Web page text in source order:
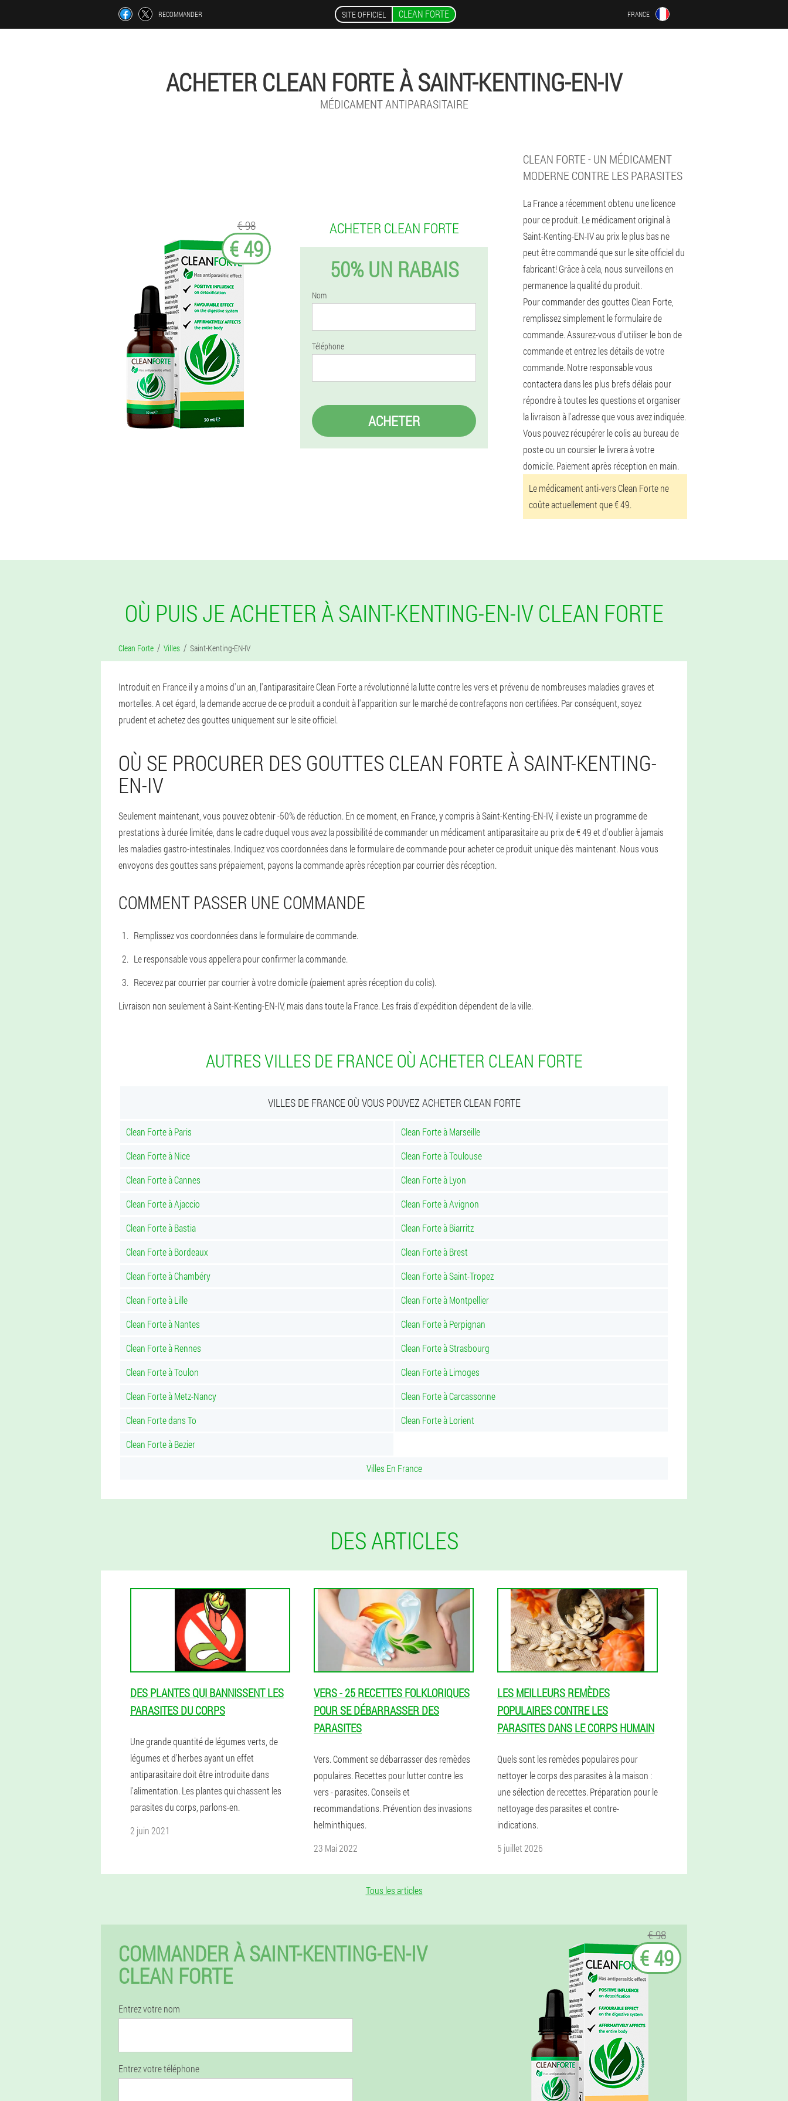
RECOMMANDER SITE OFFICIEL CLEAN FORTE FRANCE
ACHETER CLEAN FORTE À SAINT-KENTING-EN-IV
MÉDICAMENT ANTIPARASITAIRE
€ 98
€ 49
ACHETER CLEAN FORTE
50% UN RABAIS
Nom
Téléphone
ACHETER
CLEAN FORTE - UN MÉDICAMENT
MODERNE CONTRE LES PARASITES
La France a récemment obtenu une licence
pour ce produit. Le médicament original à
Saint-Kenting-EN-IV au prix le plus bas ne
peut être commandé que sur le site officiel du
fabricant! Grâce à cela, nous surveillons en
permanence la qualité du produit.
Pour commander des gouttes Clean Forte,
remplissez simplement le formulaire de
commande. Assurez-vous d'utiliser le bon de
commande et entrez les détails de votre
commande. Notre responsable vous
contactera dans les plus brefs délais pour
répondre à toutes les questions et organiser
la livraison à l'adresse que vous avez indiquée.
Vous pouvez récupérer le colis au bureau de
poste ou un coursier le livrera à votre
domicile. Paiement après réception en main.
Le médicament anti-vers Clean Forte ne
coûte actuellement que € 49.
OÙ PUIS JE ACHETER À SAINT-KENTING-EN-IV CLEAN FORTE
Clean Forte Villes Saint-Kenting-EN-IV
Introduit en France il y a moins d'un an, l'antiparasitaire Clean Forte a révolutionné la lutte contre les vers et prévenu de nombreuses maladies graves et
mortelles. A cet égard, la demande accrue de ce produit a conduit à l'apparition sur le marché de contrefaçons non certifiées. Par conséquent, soyez
prudent et achetez des gouttes uniquement sur le site officiel.
OÙ SE PROCURER DES GOUTTES CLEAN FORTE À SAINT-KENTING-
EN-IV
Seulement maintenant, vous pouvez obtenir -50% de réduction. En ce moment, en France, y compris à Saint-Kenting-EN-IV, il existe un programme de
prestations à durée limitée, dans le cadre duquel vous avez la possibilité de commander un médicament antiparasitaire au prix de € 49 et d'oublier à jamais
les maladies gastro-intestinales. Indiquez vos coordonnées dans le formulaire de commande pour acheter ce produit unique dès maintenant. Nous vous
envoyons des gouttes sans prépaiement, payons la commande après réception par courrier dès réception.
COMMENT PASSER UNE COMMANDE
Remplissez vos coordonnées dans le formulaire de commande.
Le responsable vous appellera pour confirmer la commande.
Recevez par courrier par courrier à votre domicile (paiement après réception du colis).
Livraison non seulement à Saint-Kenting-EN-IV, mais dans toute la France. Les frais d'expédition dépendent de la ville.
AUTRES VILLES DE FRANCE OÙ ACHETER CLEAN FORTE
VILLES DE FRANCE OÙ VOUS POUVEZ ACHETER CLEAN FORTE
Clean Forte à Paris
Clean Forte à Marseille
Clean Forte à Nice
Clean Forte à Toulouse
Clean Forte à Cannes
Clean Forte à Lyon
Clean Forte à Ajaccio
Clean Forte à Avignon
Clean Forte à Bastia
Clean Forte à Biarritz
Clean Forte à Bordeaux
Clean Forte à Brest
Clean Forte à Chambéry
Clean Forte à Saint-Tropez
Clean Forte à Lille
Clean Forte à Montpellier
Clean Forte à Nantes
Clean Forte à Perpignan
Clean Forte à Rennes
Clean Forte à Strasbourg
Clean Forte à Toulon
Clean Forte à Limoges
Clean Forte à Metz-Nancy
Clean Forte à Carcassonne
Clean Forte dans To
Clean Forte à Lorient
Clean Forte à Bezier
Villes En France
DES ARTICLES
DES PLANTES QUI BANNISSENT LES
PARASITES DU CORPS
Une grande quantité de légumes verts, de
légumes et d'herbes ayant un effet
antiparasitaire doit être introduite dans
l'alimentation. Les plantes qui chassent les
parasites du corps, parlons-en.
2 juin 2021
VERS - 25 RECETTES FOLKLORIQUES
POUR SE DÉBARRASSER DES
PARASITES
Vers. Comment se débarrasser des remèdes
populaires. Recettes pour lutter contre les
vers - parasites. Conseils et
recommandations. Prévention des invasions
helminthiques.
23 Mai 2022
LES MEILLEURS REMÈDES
POPULAIRES CONTRE LES
PARASITES DANS LE CORPS HUMAIN
Quels sont les remèdes populaires pour
nettoyer le corps des parasites à la maison :
une sélection de recettes. Préparation pour le
nettoyage des parasites et contre-
indications.
5 juillet 2026
Tous les articles
COMMANDER À SAINT-KENTING-EN-IV
CLEAN FORTE
Entrez votre nom
Entrez votre téléphone
€ 98
€ 49